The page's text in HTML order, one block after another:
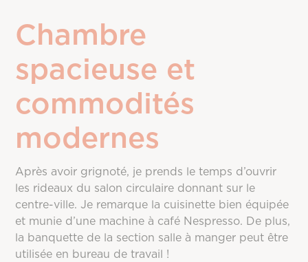
Chambre
spacieuse et
commodités
modernes
Après avoir grignoté, je prends le temps d’ouvrir
les rideaux du salon circulaire donnant sur le
centre-ville. Je remarque la cuisinette bien équipée
et munie d’une machine à café Nespresso. De plus,
la banquette de la section salle à manger peut être
utilisée en bureau de travail !